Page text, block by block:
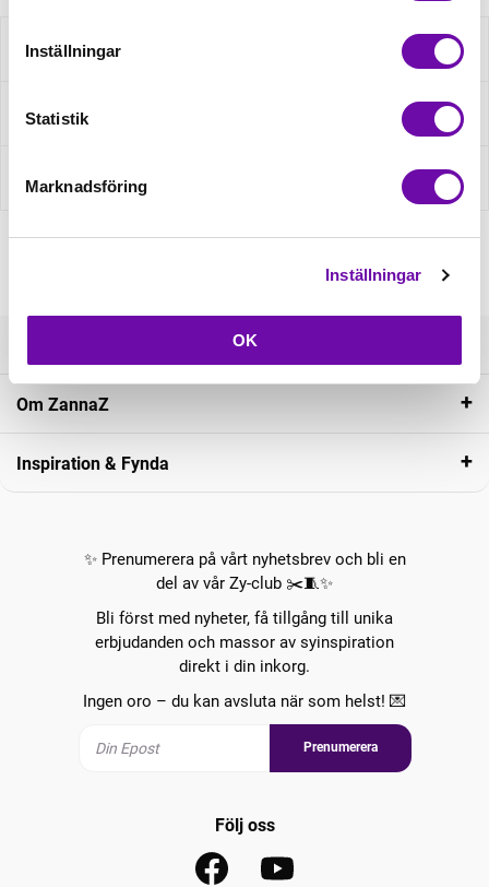
Inställningar
Statistik
Marknadsföring
Inställningar
OK
Beskrivning
Fråga om produkt
Recensioner
Om ZannaZ
Inspiration & Fynda
✨ Prenumerera på vårt nyhetsbrev och bli en
del av vår Zy-club ✂️🧵✨
Bli först med nyheter, få tillgång till unika
erbjudanden och massor av syinspiration
direkt i din inkorg.
Ingen oro – du kan avsluta när som helst! 💌
Prenumerera
Följ oss